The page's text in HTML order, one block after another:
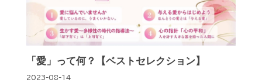
「愛」って何？【ベストセレクション】
2023-08-14